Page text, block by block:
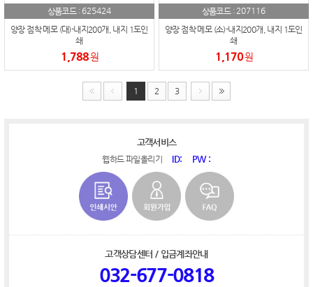
상품코드 : 625424
양장 점착 메모 (대)-내지200개, 내지 1도인
쇄
1,788원
상품코드 :207116
양장 점착 메모 (소)-내지200개, 내지 1도인
쇄
1,170원
1 2 3
고객서비스
웹하드 파일올리기 ID: PW :
고객상담센터 / 입금계좌안내
032-677-0818